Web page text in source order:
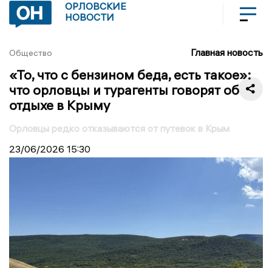
ОРЛОВСКИЕ
НОВОСТИ
Общество Главная новость
«То, что с бензином беда, есть такое»:
что орловцы и турагенты говорят об
отдыхе в Крыму
Орловцы редко отказываются от путевок в Крым
23/06/2026 15:30